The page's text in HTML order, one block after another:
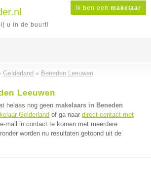
Ik ben een makelaar
u in de buurt!
Gelderland » Beneden Leeuwen
Leeuwen
helaas nog geen makelaars in Beneden
Gelderland of ga naar direct contact met
mail in contact te komen met meerdere
worden nu resultaten getoond uit de